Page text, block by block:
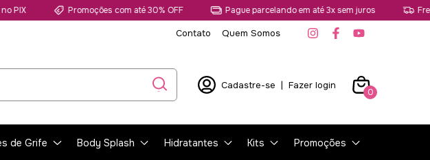
Promoções com até 30% OFF Pague parcelando em até 3x sem juros Frete
Contato Quem Somos
Cadastre-se | Fazer login
0
de Grife Body Splash Hidratantes Kits Promoções